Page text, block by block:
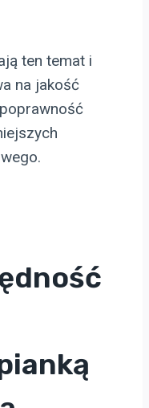
ten temat i
na jakość